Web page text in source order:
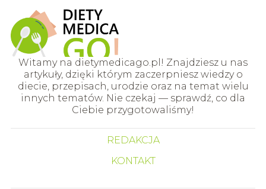
Witamy na dietymedicago.pl! Znajdziesz u nas
artykuły, dzięki którym zaczerpniesz wiedzy o
diecie, przepisach, urodzie oraz na temat wielu
innych tematów. Nie czekaj — sprawdź, co dla
Ciebie przygotowaliśmy!
REDAKCJA
KONTAKT